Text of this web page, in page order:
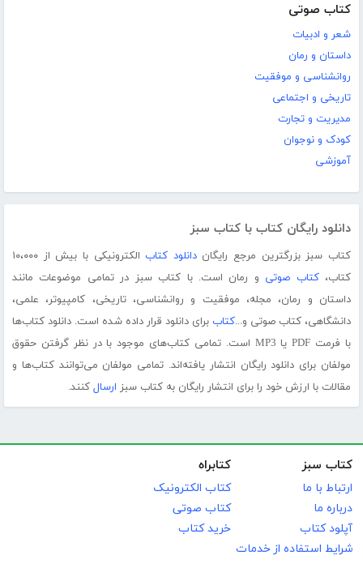
کتاب صوتی
شعر و ادبیات
داستان و رمان
روانشناسی و موفقیت
تاریخی و اجتماعی
مدیریت و تجارت
کودک و نوجوان
آموزشی
دانلود رایگان کتاب با کتاب سبز
کتاب سبز بزرگترین مرجع رایگاندانلود کتاب
الکترونیکی با بیش از ۱۰،۰۰۰
کتاب،کتاب صوتی و رمان است. با کتاب سبز در تمامی موضوعات مانند
داستان و رمان، مجله، موفقیت و روانشناسی، تاریخی، کامپیوتر، علمی،
دانشگاهی، کتاب صوتی و...کتاب برای دانلود قرار داده شده است. دانلود کتاب‌ها
با فرمت PDF یا MP3 است. تمامی کتاب‌های موجود با در نظر گرفتن حقوق
مولفان برای دانلود رایگان انتشار یافته‌اند. تمامی مولفان می‌توانند کتاب‌ها و
مقالات با ارزش خود را برای انتشار رایگان به کتاب سبز ارسال کنند.
کتاب سبز
ارتباط با ما
درباره ما
آپلود کتاب
شرایط استفاده از خدمات
کتابراه
کتاب الکترونیک
کتاب صوتی
خرید کتاب